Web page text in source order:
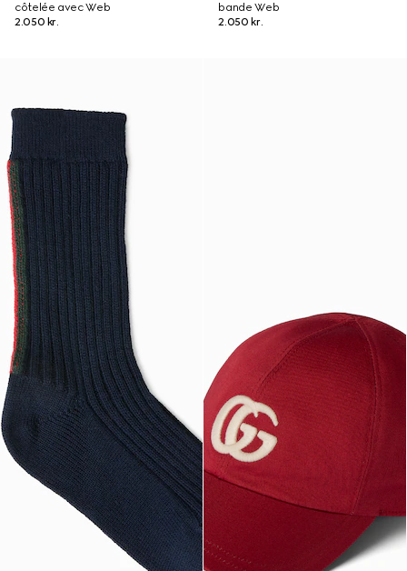
côtelée avec Web
2.050 kr.
bande Web
2.050 kr.